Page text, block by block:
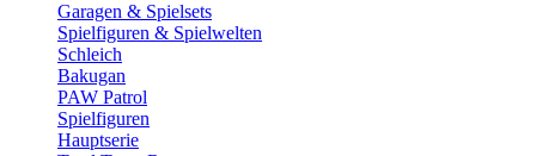
Garagen & Spielsets
Spielfiguren & Spielwelten
Schleich
Bakugan
PAW Patrol
Spielfiguren
Hauptserie